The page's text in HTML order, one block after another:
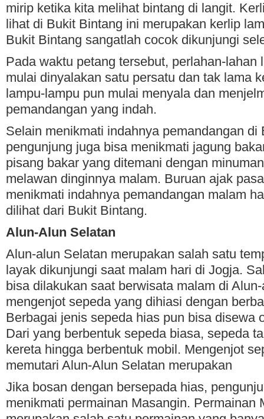
mirip ketika kita melihat bintang di langit.
lihat di Bukit Bintang ini merupakan kerlip
Bukit Bintang sangatlah cocok dikunjungi
Pada waktu petang tersebut, perlahan-lahan
mulai dinyalakan satu persatu dan tak lama
lampu-lampu pun mulai menyala dan
pemandangan yang indah.
Selain menikmati indahnya pemandangan di
pengunjung juga bisa menikmati jagung
pisang bakar yang ditemani dengan
melawan dinginnya malam. Buruan ajak
menikmati indahnya pemandangan malam
dilihat dari Bukit Bintang.
Alun-Alun Selatan
Alun-alun Selatan merupakan salah satu
layak dikunjungi saat malam hari di Jogja.
bisa dilakukan saat berwisata malam di
mengenjot sepeda yang dihiasi dengan
Berbagai jenis sepeda hias pun bisa disewa
Dari yang berbentuk sepeda biasa, sepeda
kereta hingga berbentuk mobil. Mengenjot
memutari Alun-Alun Selatan merupakan
Jika bosan dengan bersepada hias,
menikmati permainan Masangin. Permainan